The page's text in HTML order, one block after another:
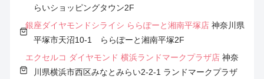
らいショッピングタウン2F
銀座ダイヤモンドシライシ ららぽーと湘南平塚店 神奈川県
平塚市天沼10-1 ららぽーと湘南平塚2F
エクセルコ ダイヤモンド 横浜ランドマークプラザ店 神奈
川県横浜市西区みなとみらい2-2-1 ランドマークプラザ